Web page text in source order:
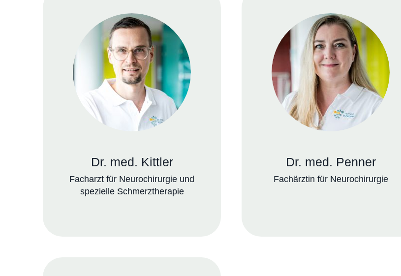
Dr. med. Kittler
Facharzt für Neurochirurgie und
spezielle Schmerztherapie
Dr. med. Penner
Fachärztin für Neurochirurgie